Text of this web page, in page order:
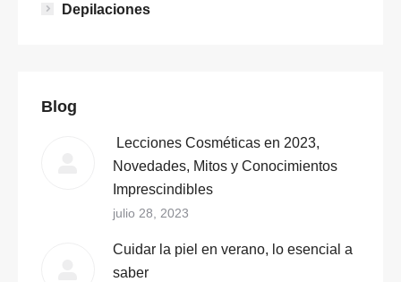
Depilaciones
Blog
Lecciones Cosméticas en 2023,
Novedades, Mitos y Conocimientos
Imprescindibles
julio 28, 2023
Cuidar la piel en verano, lo esencial a
saber